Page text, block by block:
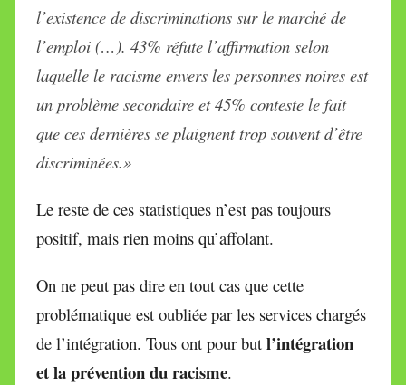
l’existence de discriminations sur le marché de
l’emploi (…). 43% réfute l’affirmation selon
laquelle le racisme envers les personnes noires est
un problème secondaire et 45% conteste le fait
que ces dernières se plaignent trop souvent d’être
discriminées.»
Le reste de ces statistiques n’est pas toujours
positif, mais rien moins qu’affolant.
On ne peut pas dire en tout cas que cette
problématique est oubliée par les services chargés
de l’intégration. Tous ont pour but l’intégration
et la prévention du racisme.